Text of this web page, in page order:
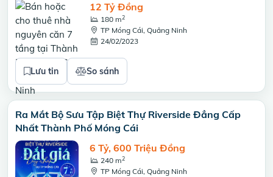
12 Tỷ Đồng
180 m2
TP Móng Cái, Quảng Ninh
24/02/2023
Lưu tin So sánh
Ra Mắt Bộ Sưu Tập Biệt Thự Riverside Đẳng Cấp
Nhất Thành Phố Móng Cái
6 Tỷ, 600 Triệu Đồng
240 m2
TP Móng Cái, Quảng Ninh